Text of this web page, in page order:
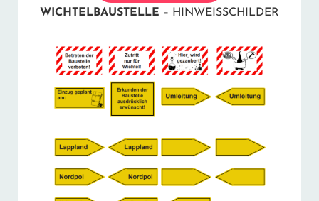
WICHTELBAUSTELLE – HINWEISSCHILDER